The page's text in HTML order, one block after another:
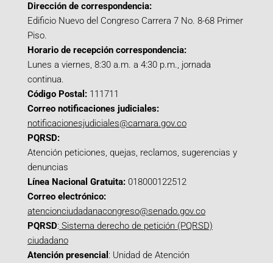
Dirección de correspondencia:
Edificio Nuevo del Congreso Carrera 7 No. 8-68 Primer
Piso.
Horario de recepción correspondencia:
Lunes a viernes, 8:30 a.m. a 4:30 p.m., jornada
continua.
Código Postal: 111711
Correo notificaciones judiciales:
notificacionesjudiciales@camara.gov.co
PQRSD:
Atención peticiones, quejas, reclamos, sugerencias y
denuncias
Línea Nacional Gratuita: 018000122512
Correo electrónico:
atencionciudadanacongreso@senado.gov.co
PQRSD: Sistema derecho de petición (PQRSD)
ciudadano
Atención presencial : Unidad de Atención